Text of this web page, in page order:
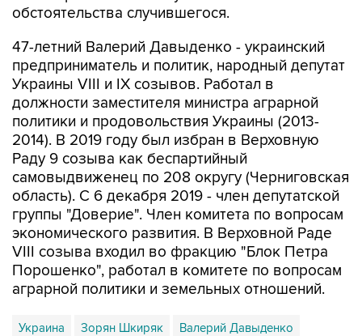
обстоятельства случившегося.
47-летний Валерий Давыденко - украинский
предприниматель и политик, народный депутат
Украины VIII и IX созывов. Работал в
должности заместителя министра аграрной
политики и продовольствия Украины (2013-
2014). В 2019 году был избран в Верховную
Раду 9 созыва как беспартийный
самовыдвиженец по 208 округу (Черниговская
область). С 6 декабря 2019 - член депутатской
группы "Доверие". Член комитета по вопросам
экономического развития. В Верховной Раде
VIII созыва входил во фракцию "Блок Петра
Порошенко", работал в комитете по вопросам
аграрной политики и земельных отношений.
Украина Зорян Шкиряк Валерий Давыденко